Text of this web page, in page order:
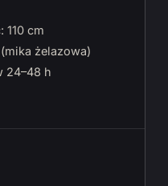
110 cm
żelazowa)
24–48 h